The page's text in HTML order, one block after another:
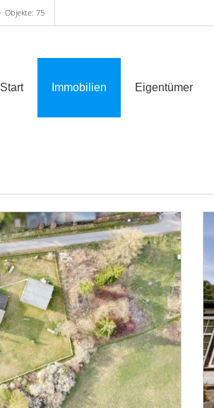
Objekte: 75
Start Immobilien Eigentümer